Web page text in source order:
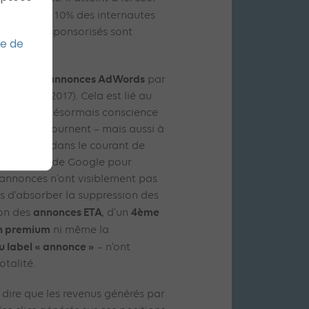
les 10% des internautes
sponsorisés sont
des annonces AdWords par
48% en 2017). Cela est lié au
ont désormais conscience
s’en détournent – mais aussi à
latérales dans le courant de
tentatives de Google pour
n’ont visiblement pas
la suppression des
des annonces ETA, d’un 4ème
premium ni même la
label « annonce » – n’ont
que les revenus générés par
de